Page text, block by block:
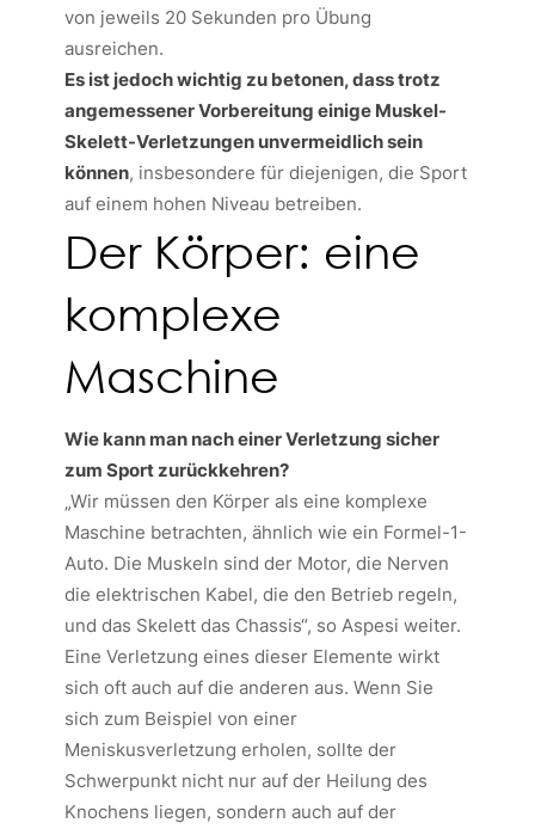
von jeweils 20 Sekunden pro Übung
ausreichen.
Es ist jedoch wichtig zu betonen, dass trotz
angemessener Vorbereitung einige Muskel-
Skelett-Verletzungen unvermeidlich sein
können, insbesondere für diejenigen, die Sport
auf einem hohen Niveau betreiben.
Der Körper: eine
komplexe
Maschine
Wie kann man nach einer Verletzung sicher
zum Sport zurückkehren?
„Wir müssen den Körper als eine komplexe
Maschine betrachten, ähnlich wie ein Formel-1-
Auto. Die Muskeln sind der Motor, die Nerven
die elektrischen Kabel, die den Betrieb regeln,
und das Skelett das Chassis“, so Aspesi weiter.
Eine Verletzung eines dieser Elemente wirkt
sich oft auch auf die anderen aus. Wenn Sie
sich zum Beispiel von einer
Meniskusverletzung erholen, sollte der
Schwerpunkt nicht nur auf der Heilung des
Knochens liegen, sondern auch auf der